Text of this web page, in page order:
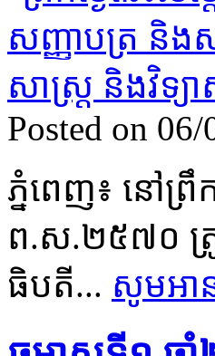
Posted on
ភ្នំពេញ៖ នៅព្
ព.ស.២៥៧០ ត្រូ
ធិបតី... សូមអា